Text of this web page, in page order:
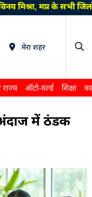
मिश्रा, मप्र के सभी
मेरा शहर
ऑटो-वर्ल्ड शिक्षा
अंदाज में ठंडक